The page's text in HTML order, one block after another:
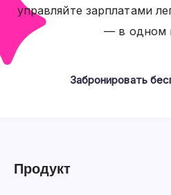
управляйте зарплатами
— в одном
Забронировать
Продукт